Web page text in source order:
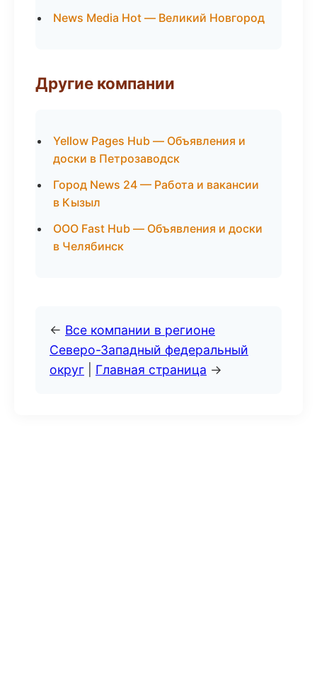
News Media Hot — Великий Новгород
Другие компании
Yellow Pages Hub — Объявления и
доски в Петрозаводск
Город News 24 — Работа и вакансии
в Кызыл
ООО Fast Hub — Объявления и доски
в Челябинск
← Все компании в регионе
Северо-Западный федеральный
округ
Главная страница →